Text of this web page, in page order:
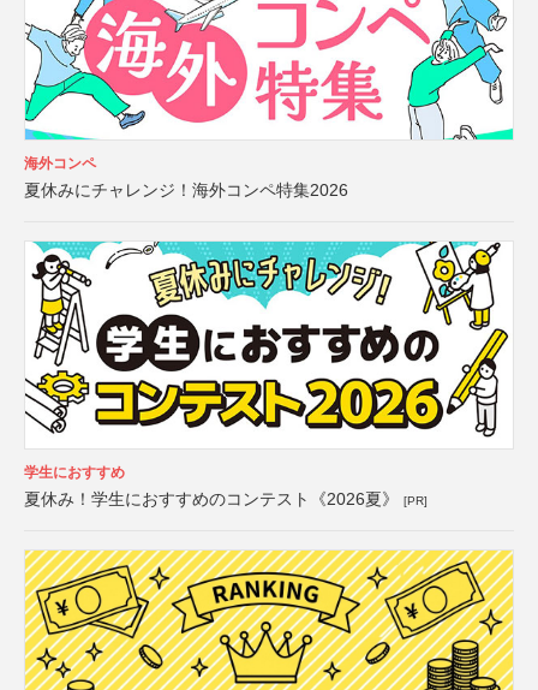
海外コンペ
夏休みにチャレンジ！海外コンペ特集2026
学生におすすめ
夏休み！学生におすすめのコンテスト《2026夏》 [PR]